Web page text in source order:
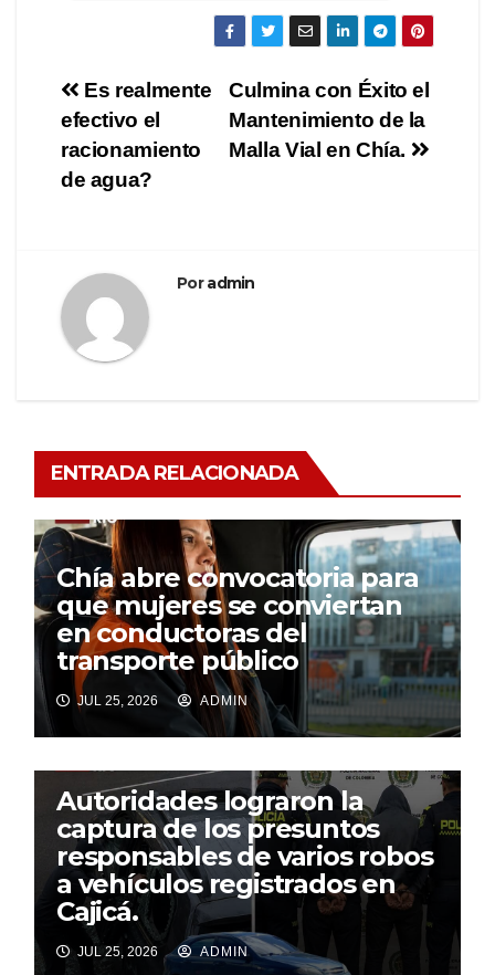
Culmina con Éxito el
Mantenimiento de la
Malla Vial en Chía.
Es realmente
efectivo el
racionamiento
de agua?
Poradmin
ENTRADA RELACIONADA
Chía abre convocatoria para
que mujeres se conviertan
en conductoras del
transporte público
JUL 25, 2026 ADMIN
Autoridades lograron la
captura de los presuntos
responsables de varios robos
a vehículos registrados en
Cajicá.
JUL 25, 2026 ADMIN